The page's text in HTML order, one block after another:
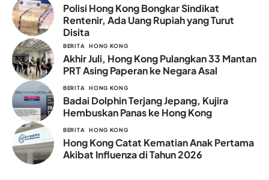
Polisi Hong Kong Bongkar Sindikat
Rentenir, Ada Uang Rupiah yang Turut
Disita
BERITA HONG KONG
Akhir Juli, Hong Kong Pulangkan 33 Mantan
PRT Asing Paperan ke Negara Asal
BERITA HONG KONG
Badai Dolphin Terjang Jepang, Kujira
Hembuskan Panas ke Hong Kong
BERITA HONG KONG
Hong Kong Catat Kematian Anak Pertama
Akibat Influenza di Tahun 2026